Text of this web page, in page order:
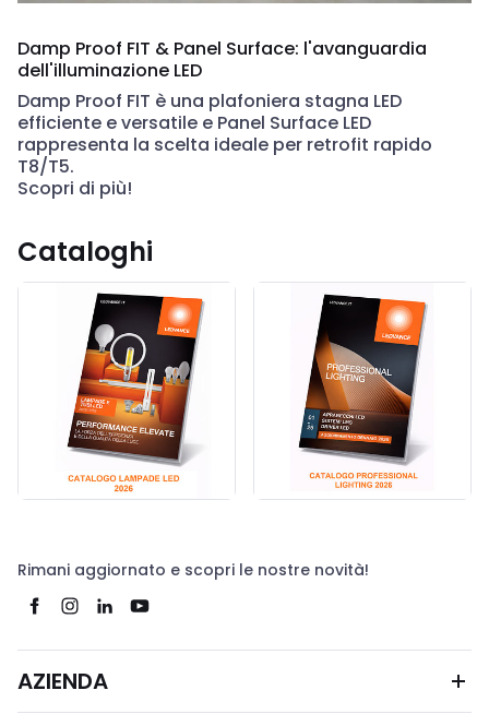
Damp Proof FIT & Panel Surface: l'avanguardia
dell'illuminazione LED
Damp Proof FIT è una plafoniera stagna LED
efficiente e versatile e Panel Surface LED
rappresenta la scelta ideale per retrofit rapido
T8/T5.
Scopri di più!
Cataloghi
Rimani aggiornato e scopri le nostre novità!
AZIENDA